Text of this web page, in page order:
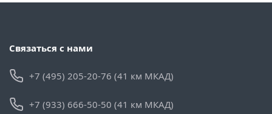
Связаться с нами
+7 (495) 205-20-76 (41 км МКАД)
+7 (933) 666-50-50 (41 км МКАД)